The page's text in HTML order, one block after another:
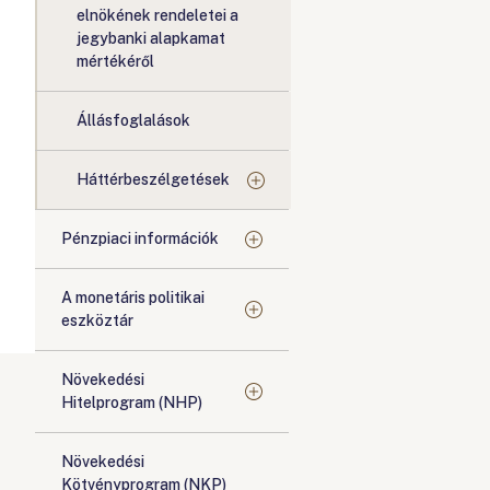
elnökének rendeletei a
jegybanki alapkamat
mértékéről
Állásfoglalások
Háttérbeszélgetések
Pénzpiaci információk
A monetáris politikai
eszköztár
Növekedési
Hitelprogram (NHP)
Növekedési
Kötvényprogram (NKP)